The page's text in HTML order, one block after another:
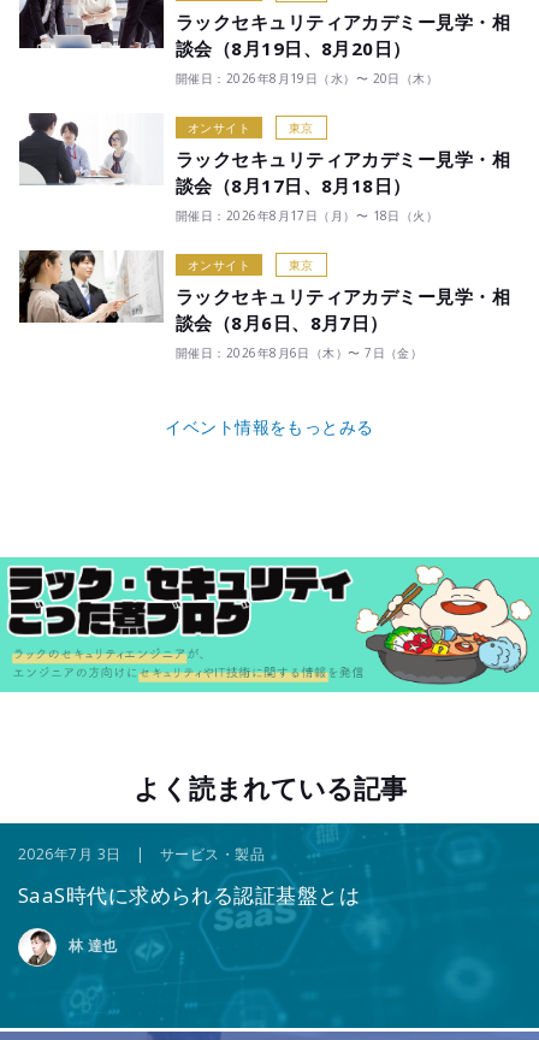
ラックセキュリティアカデミー見学・相
談会（8月19日、8月20日）
開催日：2026年8月19日（水）〜 20日（木）
オンサイト 東京
ラックセキュリティアカデミー見学・相
談会（8月17日、8月18日）
開催日：2026年8月17日（月）〜 18日（火）
オンサイト 東京
ラックセキュリティアカデミー見学・相
談会（8月6日、8月7日）
開催日：2026年8月6日（木）〜 7日（金）
イベント情報をもっとみる
よく読まれている記事
2026年7月 3日 | サービス・製品
SaaS時代に求められる認証基盤とは
林 達也